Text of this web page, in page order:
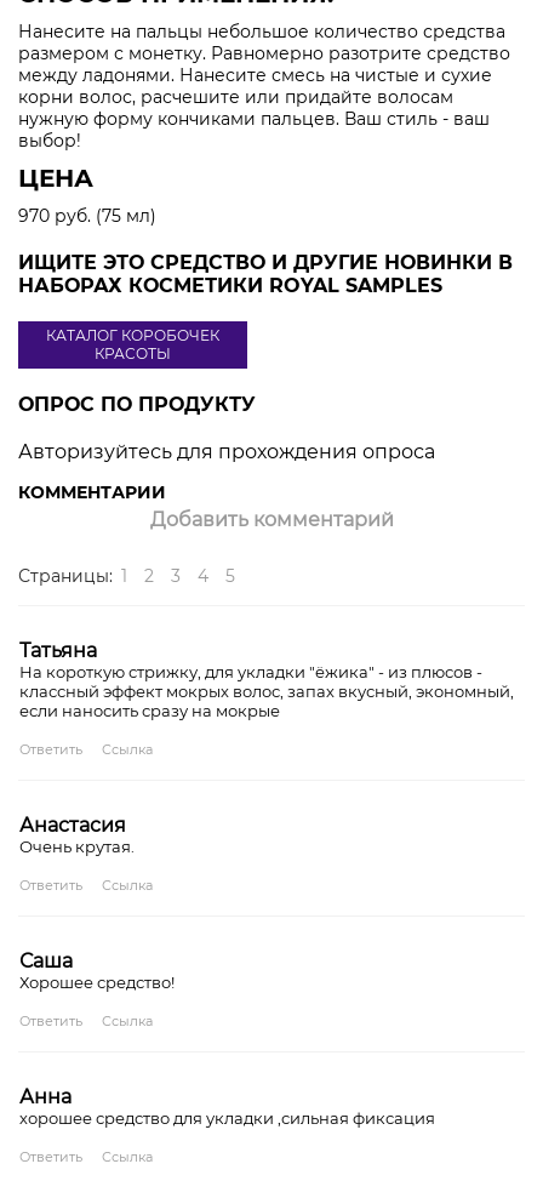
Нанесите на пальцы небольшое количество средства
размером с монетку. Равномерно разотрите средство
между ладонями. Нанесите смесь на чистые и сухие
корни волос, расчешите или придайте волосам
нужную форму кончиками пальцев. Ваш стиль - ваш
выбор!
ЦЕНА
970 руб. (75 мл)
ИЩИТЕ ЭТО СРЕДСТВО И ДРУГИЕ НОВИНКИ В
НАБОРАХ КОСМЕТИКИ ROYAL SAMPLES
КАТАЛОГ КОРОБОЧЕК
КРАСОТЫ
ОПРОС ПО ПРОДУКТУ
Авторизуйтесь для прохождения опроса
КОММЕНТАРИИ
Добавить комментарий
Страницы: 1 2 3 4 5
Татьяна
На короткую стрижку, для укладки "ёжика" - из плюсов -
классный эффект мокрых волос, запах вкусный, экономный,
если наносить сразу на мокрые
Ответить Ссылка
Анастасия
Очень крутая.
Ответить Ссылка
Саша
Хорошее средство!
Ответить Ссылка
Анна
хорошее средство для укладки ,сильная фиксация
Ответить Ссылка